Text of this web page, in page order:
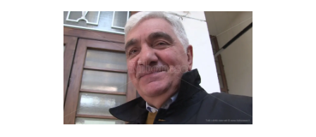
LACPLAY.IT
LACONAIR.IT
LACITYMAG.IT